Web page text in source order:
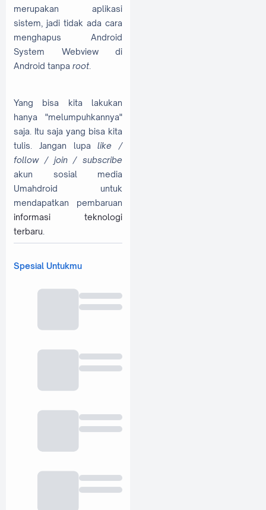
merupakan aplikasi
sistem, jadi tidak ada cara
menghapus Android
System Webview di
Android tanpa root
Yang bisa kita lakukan
hanya "melumpuhkannya"
saja. Itu saja yang bisa kita
tulis. Jangan lupalike /
follow / join / subscribe
akun sosial media
Umahdroid untuk
mendapatkan pembaruan
informasi teknologi
terbaru
Spesial Untukmu